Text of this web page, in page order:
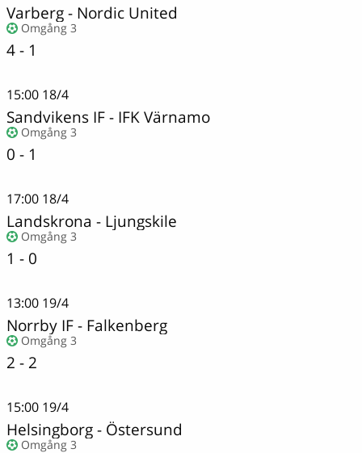
Varberg- Nordic United
Omgång 3
4 - 1
15:00 18/4
Sandvikens IF- IFK Värnamo
Omgång 3
0 - 1
17:00 18/4
Landskrona - Ljungskile
Omgång 3
1 - 0
13:00 19/4
Norrby IF - Falkenberg
Omgång 3
2 - 2
15:00 19/4
Helsingborg- Östersund
Omgång 3